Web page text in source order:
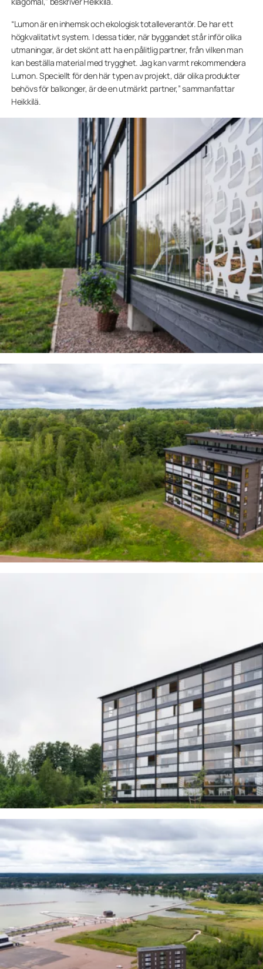
“Lumon är en inhemsk och ekologisk totalleverantör. De har ett
högkvalitativt system. I dessa tider, när byggandet står inför olika
utmaningar, är det skönt att ha en pålitlig partner, från vilken man
kan beställa material med trygghet. Jag kan varmt rekommendera
Lumon. Speciellt för den här typen av projekt, där olika produkter
behövs för balkonger, är de en utmärkt partner,” sammanfattar
Heikkilä.